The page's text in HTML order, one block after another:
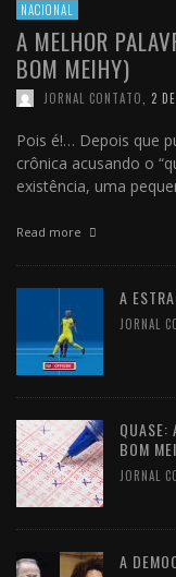
NACIONAL
A MELHOR
BOM MEIHY)
JORNAL CONTATO 2
Pois é!… Depois que
crônica acusando o
existência, uma
Read more
A
JORNAL
QUASE:
BOM
JORNAL
A